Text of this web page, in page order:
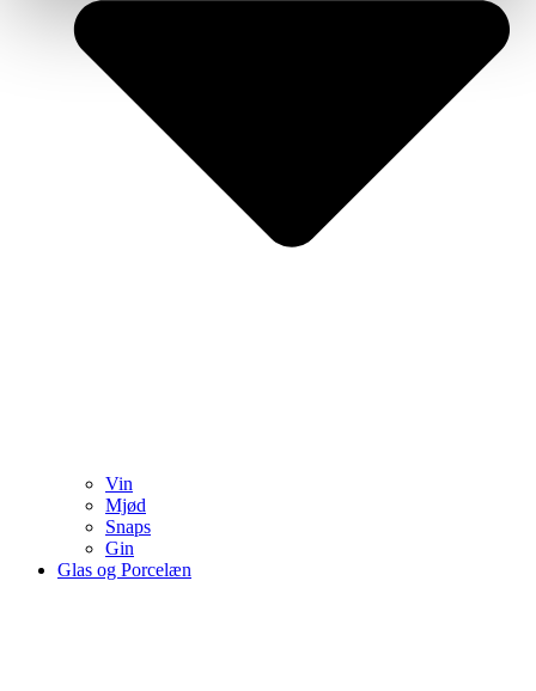
Vin
Mjød
Snaps
Gin
Glas og Porcelæn